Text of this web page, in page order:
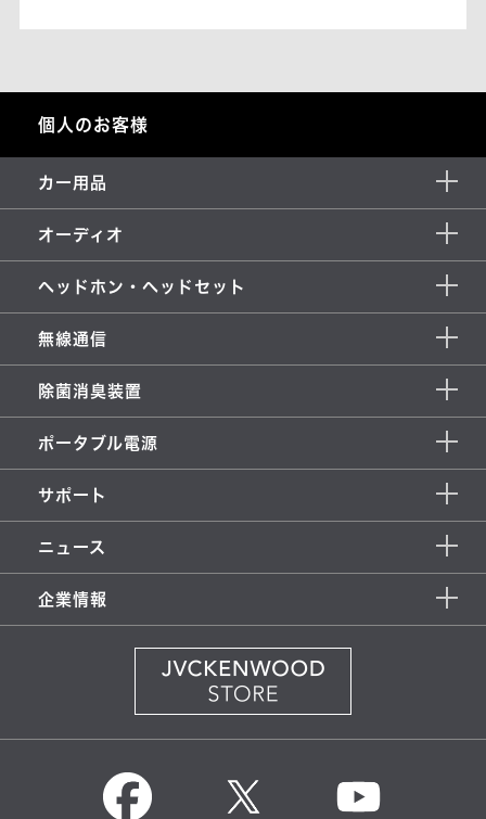
個人のお客様
カー用品
オーディオ
ヘッドホン・ヘッドセット
無線通信
除菌消臭装置
ポータブル電源
サポート
ニュース
企業情報